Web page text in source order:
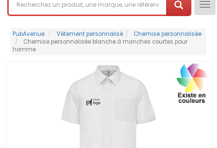
PubAvenue Vêtement personnalisé
Chemise personnalisée
Chemise personnalisée blanche à manches courtes pour
homme